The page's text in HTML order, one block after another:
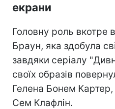
екрани
Головну роль вкотре
Браун, яка здобула
завдяки серіалу
своїх образів
Гелена Бонем
Сем Клафлін.